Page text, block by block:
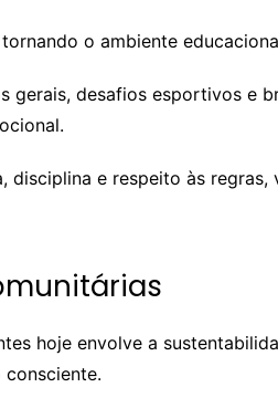
o ambiente
gerais, desafios esportivos e
e respeito às
hoje envolve a